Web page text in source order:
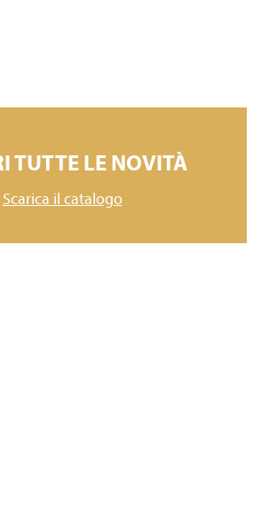
TUTTE LE NOVITÀ
Scarica il catalogo